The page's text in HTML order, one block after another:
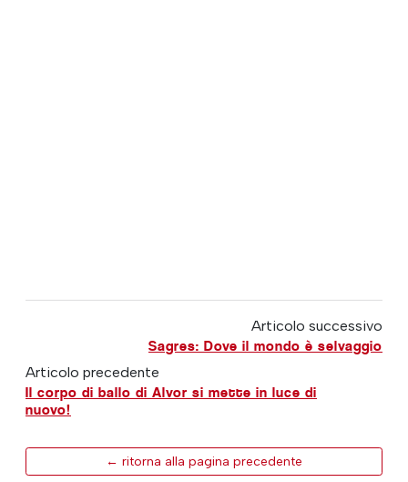
Articolo successivo
Sagres: Dove il mondo è selvaggio
Articolo precedente
Il corpo di ballo di Alvor si mette in luce di
nuovo!
← ritorna alla pagina precedente